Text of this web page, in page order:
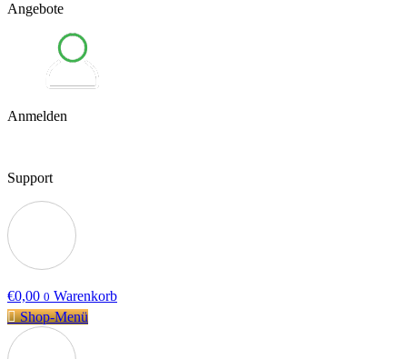
Angebote
Anmelden
Support
€0,00 0 Warenkorb
Shop-Menü